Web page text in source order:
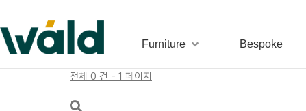
Furniture Bespoke
전체 0 건 - 1 페이지